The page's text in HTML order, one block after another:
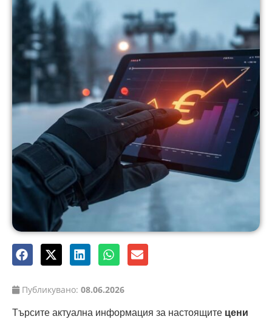
Публикувано: 08.06.2026
Търсите актуална информация за настоящите цени